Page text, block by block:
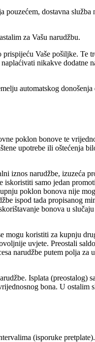
dostavna služba
za Vašu narudžbu.
Vaše pošiljke. Te
nikakve dodatne
automatskog
poklon bonove te
upotrebe ili oštećenja
iznos narudžbe, izuzeća
samo jedan
poklon bonova nije
ispod tada propisanog
bonova u
koristiti za kupnju
uvjete. Preostali
narudžbe putem polja za
Isplata (preostalog)
bona. U ostalim
(isporuke